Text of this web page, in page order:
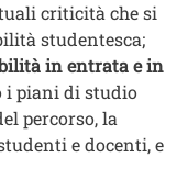
criticità che si
studentesca;
in entrata e in
i piani di studio
percorso, la
e docenti, e